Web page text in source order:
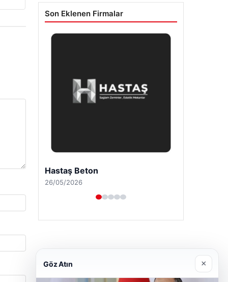
Son Eklenen Firmalar
Prenses Night Club
29/04/2026
Göz Atın ×